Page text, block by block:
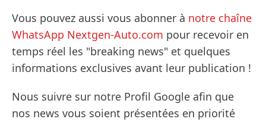
Vous pouvez aussi vous abonner à notre chaîne
WhatsApp Nextgen-Auto.com pour recevoir en
temps réel les "breaking news" et quelques
informations exclusives avant leur publication !
Nous suivre sur notre Profil Google afin que
nos news vous soient présentées en priorité